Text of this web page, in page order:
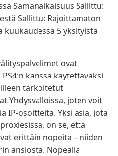
Samanaikaisuus Sallittu:
Sallittu: Rajoittamaton
kuukaudessa 5 yksityistä
ovat
kanssa käytettäväksi.
tarkoitetut
Yhdysvalloissa, joten voit
​​IP-osoitteita. Yksi asia, jota
on se, että
erittäin nopeita – niiden
ansiosta. Nopealla